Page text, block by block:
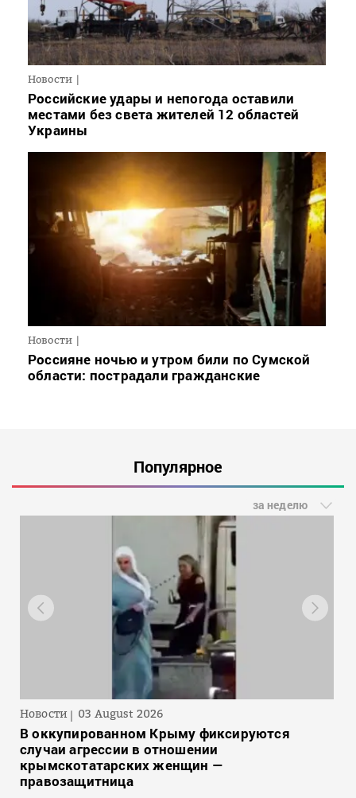
Новости
Российские удары и непогода оставили
местами без света жителей 12 областей
Украины
Новости
Россияне ночью и утром били по Сумской
области: пострадали гражданские
Популярное
за неделю
Новости 03 August 2026
В оккупированном Крыму фиксируются
случаи агрессии в отношении
крымскотатарских женщин —
правозащитница